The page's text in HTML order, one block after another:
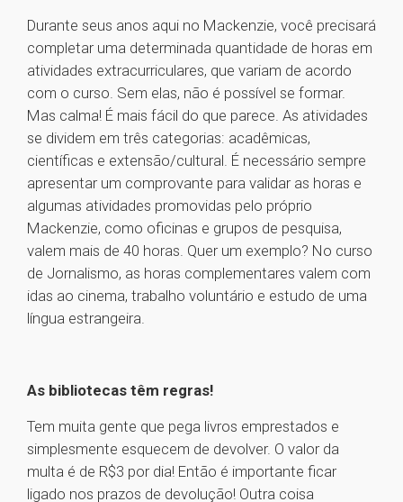
Durante seus anos aqui no Mackenzie, você precisará
completar uma determinada quantidade de horas em
atividades extracurriculares, que variam de acordo
com o curso. Sem elas, não é possível se formar.
Mas calma! É mais fácil do que parece. As atividades
se dividem em três categorias: acadêmicas,
científicas e extensão/cultural. É necessário sempre
apresentar um comprovante para validar as horas e
algumas atividades promovidas pelo próprio
Mackenzie, como oficinas e grupos de pesquisa,
valem mais de 40 horas. Quer um exemplo? No curso
de Jornalismo, as horas complementares valem com
idas ao cinema, trabalho voluntário e estudo de uma
língua estrangeira.
As bibliotecas têm regras!
Tem muita gente que pega livros emprestados e
simplesmente esquecem de devolver. O valor da
multa é de R$3 por dia! Então é importante ficar
ligado nos prazos de devolução! Outra coisa